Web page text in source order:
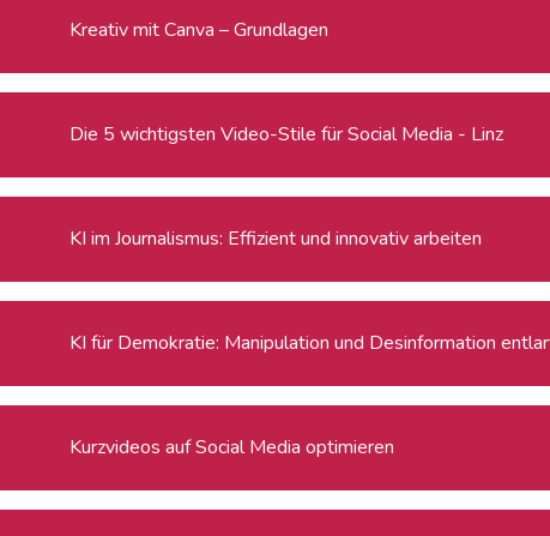
Kreativ mit Canva – Grundlagen
Die 5 wichtigsten Video-Stile für Social Media - Linz
KI im Journalismus: Effizient und innovativ arbeiten
KI für Demokratie: Manipulation und Desinformation
Kurzvideos auf Social Media optimieren